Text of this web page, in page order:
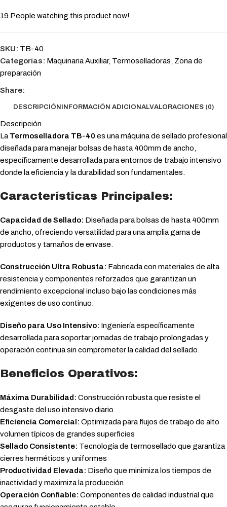
19 People watching this product now!
SKU: TB-40
Categorías: Maquinaria Auxiliar, Termoselladoras, Zona de
preparación
Share:
DESCRIPCIÓNINFORMACIÓN ADICIONALVALORACIONES (0)
Descripción
La Termoselladora TB-40 es una máquina de sellado profesional
diseñada para manejar bolsas de hasta 400mm de ancho,
específicamente desarrollada para entornos de trabajo intensivo
donde la eficiencia y la durabilidad son fundamentales.
Características Principales:
Capacidad de Sellado: Diseñada para bolsas de hasta 400mm
de ancho, ofreciendo versatilidad para una amplia gama de
productos y tamaños de envase.
Construcción Ultra Robusta: Fabricada con materiales de alta
resistencia y componentes reforzados que garantizan un
rendimiento excepcional incluso bajo las condiciones más
exigentes de uso continuo.
Diseño para Uso Intensivo: Ingeniería específicamente
desarrollada para soportar jornadas de trabajo prolongadas y
operación continua sin comprometer la calidad del sellado.
Beneficios Operativos:
Máxima Durabilidad: Construcción robusta que resiste el
desgaste del uso intensivo diario
Eficiencia Comercial: Optimizada para flujos de trabajo de alto
volumen típicos de grandes superficies
Sellado Consistente: Tecnología de termosellado que garantiza
cierres herméticos y uniformes
Productividad Elevada: Diseño que minimiza los tiempos de
inactividad y maximiza la producción
Operación Confiable: Componentes de calidad industrial que